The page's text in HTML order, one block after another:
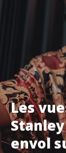
Les
envol